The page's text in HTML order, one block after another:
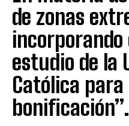
de zonas
incorporando
estudio de la
Católica
bonificación”.